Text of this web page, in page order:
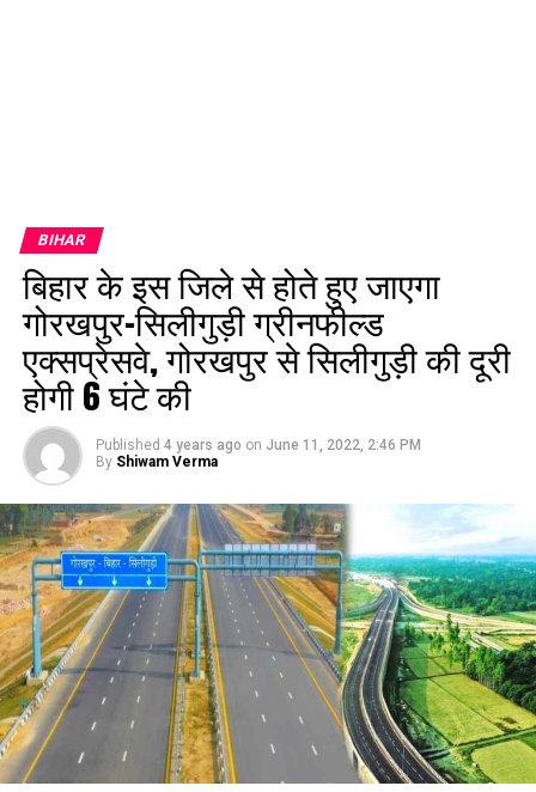
BIHAR
बिहार के इस जिले से होते हुए जाएगा
गोरखपुर-सिलीगुड़ी ग्रीनफील्ड
एक्सप्रेसवे, गोरखपुर से सिलीगुड़ी की दूरी
होगी 6 घंटे की
Published 4 years ago on June 11, 2022, 2:46 PM
By Shiwam Verma